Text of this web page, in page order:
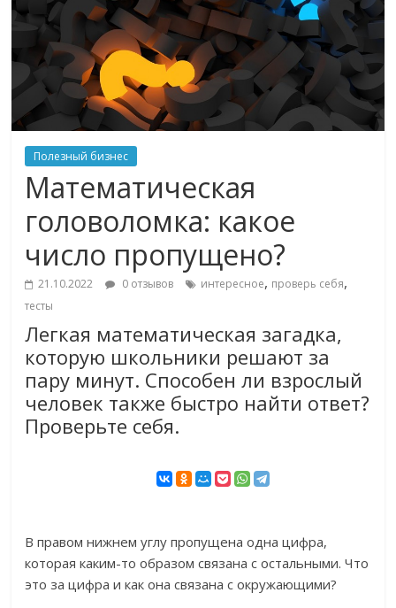
Полезный бизнес
Математическая
головоломка: какое
число пропущено?
21.10.2022 0 отзывов интересное, проверь себя,
тесты
Легкая математическая загадка,
которую школьники решают за
пару минут. Способен ли взрослый
человек также быстро найти ответ?
Проверьте себя.
В правом нижнем углу пропущена одна цифра,
которая каким-то образом связана с остальными. Что
это за цифра и как она связана с окружающими?